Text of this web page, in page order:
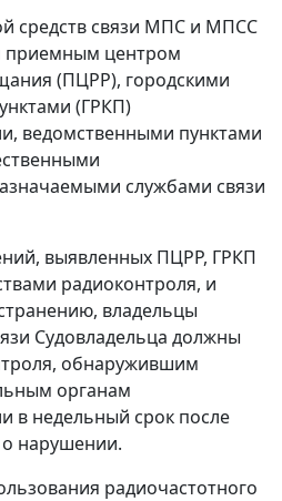
средств связи МПС и МПСС
приемным центром
(ПЦРР), городскими
(ГРКП)
ведомственными пунктами
службами связи
выявленных ПЦРР, ГРКП
радиоконтроля, и
владельцы
Судовладельца должны
обнаружившим
органам
в недельный срок после
нарушении.
радиочастотного